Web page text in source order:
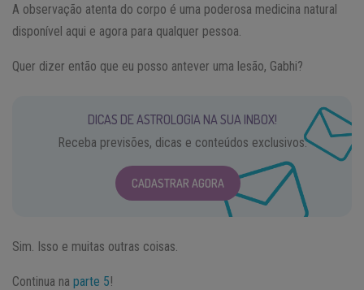
A observação atenta do corpo é uma poderosa medicina natural
disponível aqui e agora para qualquer pessoa.
Quer dizer então que eu posso antever uma lesão, Gabhi?
DICAS DE ASTROLOGIA NA SUA INBOX!
Receba previsões, dicas e conteúdos exclusivos.
CADASTRAR AGORA
Sim. Isso e muitas outras coisas.
Continua na parte 5!